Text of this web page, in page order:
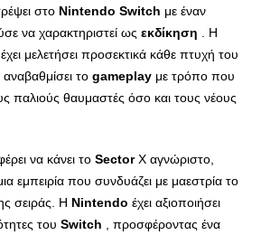
στο Nintendo Switch με έναν
να χαρακτηριστεί ως εκδίκηση . Η
μελετήσει προσεκτικά κάθε πτυχή του
αναβαθμίσει το gameplay με τρόπο που
παλιούς θαυμαστές όσο και τους νέους
να κάνει το SectorX αγνώριστο,
εμπειρία που συνδυάζει με μαεστρία το
σειράς. Η Nintendo έχει αξιοποιήσει
του Switch , προσφέροντας ένα